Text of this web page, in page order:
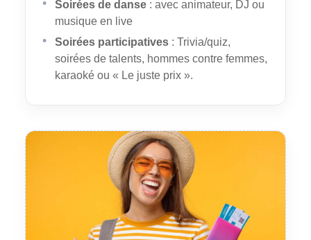
Soirées de danse : avec animateur, DJ ou
musique en live
Soirées participatives : Trivia/quiz,
soirées de talents, hommes contre femmes,
karaoké ou « Le juste prix ».